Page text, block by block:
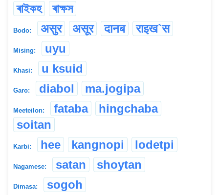
ৰাইকহ
ৰাক্ষস
Bodo: असुर असूर दानब राइख`स
Mising: uyu
Khasi: u ksuid
Garo: diabol ma.jogipa
Meeteilon: fataba
hingchaba
soitan
Karbi: hee kangnopi lodetpi
Nagamese: satan shoytan
Dimasa: sogoh